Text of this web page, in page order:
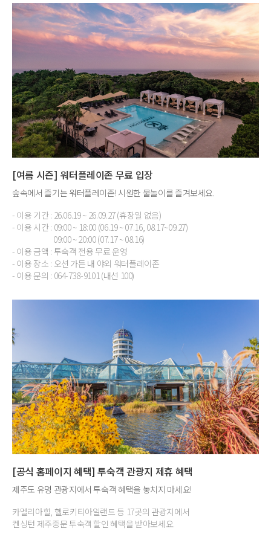
[여름 시즌] 워터플레이존 무료 입장
숲속에서 즐기는 워터플레이존! 시원한 물놀이를 즐겨보세요.
- 이용 기간 : 26.06.19 ~ 26.09.27 (휴장일 없음)
- 이용 시간 : 09:00 ~ 18:00 (06.19 ~ 07.16, 08.17~09.27)
09:00 ~ 20:00 (07.17 ~ 08.16)
- 이용 금액 : 투숙객 전용 무료 운영
- 이용 장소 : 오션 가든 내 야외 워터플레이존
- 이용 문의 : 064-738-9101 (내선 100)
[공식 홈페이지 혜택] 투숙객 관광지 제휴 혜택
제주도 유명 관광지에서 투숙객 혜택을 놓치지 마세요!
카멜리아힐, 헬로키티아일랜드 등 17곳의 관광지에서
켄싱턴 제주중문 투숙객 할인 혜택을 받아보세요.